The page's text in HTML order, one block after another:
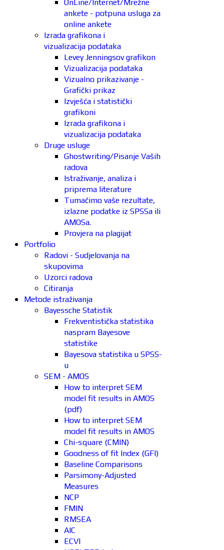
OnLine/Internet/Mrežne
ankete - potpuna usluga za
online ankete
Izrada grafikona i
vizualizacija podataka
Levey Jenningsov grafikon
Vizualizacija podataka
Vizualno prikazivanje -
Grafički prikaz
Izvješća i statistički
grafikoni
Izrada grafikona i
vizualizacija podataka
Druge usluge
Ghostwriting/Pisanje Vaših
radova
Istraživanje, analiza i
priprema literature
Tumačimo vaše rezultate,
izlazne podatke iz SPSSa ili
AMOSa.
Provjera na plagijat
Portfolio
Radovi - Sudjelovanja na
skupovima
Uzorci radova
Citiranja
Metode istraživanja
Bayessche Statistik
Frekventistička statistika
naspram Bayesove
statistike
Bayesova statistika u SPSS-
u
SEM - AMOS
How to interpret SEM
model fit results in AMOS
(pdf)
How to interpret SEM
model fit results in AMOS
Chi-square (CMIN)
Goodness of fit Index (GFI)
Baseline Comparisons
Parsimony-Adjusted
Measures
NCP
FMIN
RMSEA
AIC
ECVI